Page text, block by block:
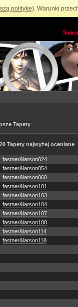
politykę). Warunki
Tapety
Tapety najwyżej oceniane
fastner&larson024
fastner&larson054
fastner&larson060
fastner&larson101
fastner&larson103
fastner&larson104
fastner&larson107
fastner&larson108
fastner&larson114
fastner&larson118